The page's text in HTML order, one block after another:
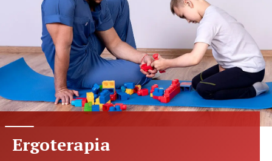
Ergoterapia